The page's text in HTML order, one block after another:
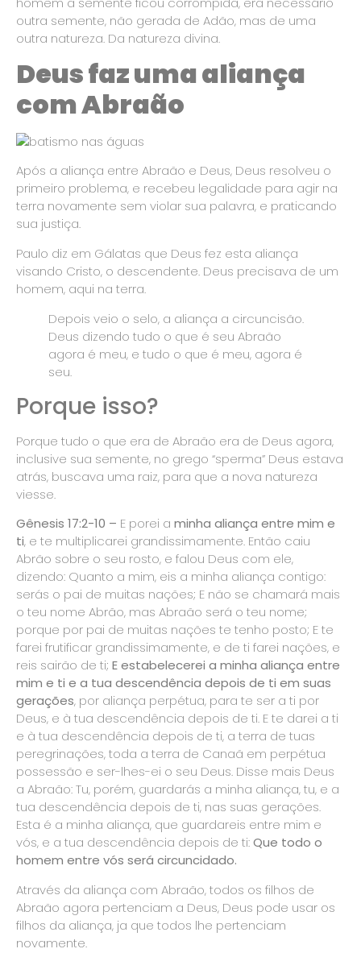
outra semente, não gerada de Adão, mas de uma
outra natureza. Da natureza divina.
Deus faz uma aliança
com Abraão
Após a aliança entre Abraão e Deus, Deus resolveu o
primeiro problema, e recebeu legalidade para agir na
terra novamente sem violar sua palavra, e praticando
sua justiça.
Paulo diz em Gálatas que Deus fez esta aliança
visando Cristo, o descendente. Deus precisava de um
homem, aqui na terra.
Depois veio o selo, a aliança a circuncisão.
Deus dizendo tudo o que é seu Abraão
agora é meu, e tudo o que é meu, agora é
seu.
Porque isso?
Porque tudo o que era de Abraão era de Deus agora,
inclusive sua semente, no grego “sperma” Deus estava
atrás, buscava uma raiz, para que a nova natureza
viesse.
Gênesis 17:2-10 – E porei a minha aliança entre mim e
ti, e te multiplicarei grandissimamente. Então caiu
Abrão sobre o seu rosto, e falou Deus com ele,
dizendo: Quanto a mim, eis a minha aliança contigo:
serás o pai de muitas nações; E não se chamará mais
o teu nome Abrão, mas Abraão será o teu nome;
porque por pai de muitas nações te tenho posto; E te
farei frutificar grandissimamente, e de ti farei nações, e
reis sairão de ti; E estabelecerei a minha aliança entre
mim e ti e a tua descendência depois de ti em suas
gerações, por aliança perpétua, para te ser a ti por
Deus, e à tua descendência depois de ti. E te darei a ti
e à tua descendência depois de ti, a terra de tuas
peregrinações, toda a terra de Canaã em perpétua
possessão e ser-lhes-ei o seu Deus. Disse mais Deus
a Abraão: Tu, porém, guardarás a minha aliança, tu, e a
tua descendência depois de ti, nas suas gerações.
Esta é a minha aliança, que guardareis entre mim e
vós, e a tua descendência depois de ti:Que todo o
homem entre vós será circuncidado.
Através da aliança com Abraão, todos os filhos de
Abraão agora pertenciam a Deus, Deus pode usar os
filhos da aliança, ja que todos lhe pertenciam
novamente.